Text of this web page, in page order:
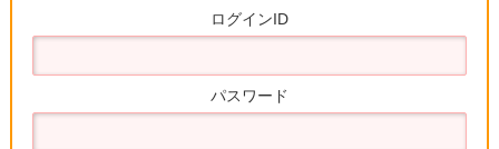
ログインID
パスワード